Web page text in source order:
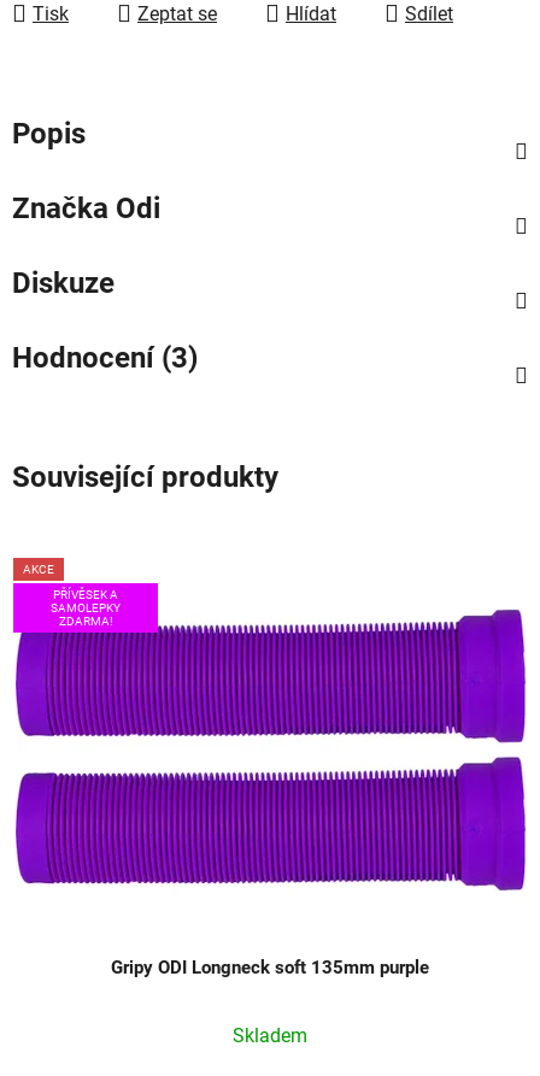
Tisk Zeptat se Hlídat Sdílet
Popis
Značka Odi
Diskuze
Hodnocení (3)
Související produkty
AKCE
PŘÍVĚSEK A
SAMOLEPKY
ZDARMA!
Gripy ODI Longneck soft 135mm purple
Skladem